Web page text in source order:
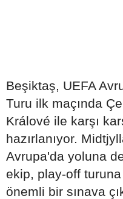
Beşiktaş, UEFA
Turu ilk maçında
Králové ile karşı
hazırlanıyor.
Avrupa'da yoluna
ekip, play-off
önemli bir sınava